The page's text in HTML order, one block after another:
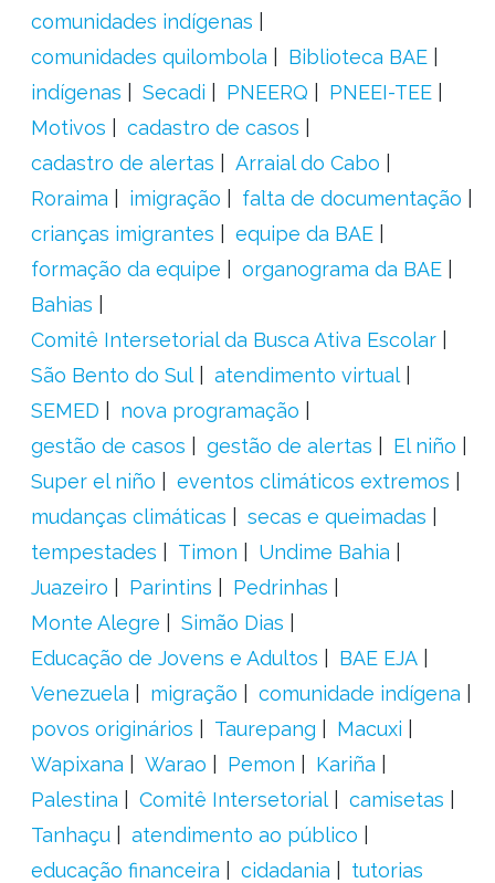
comunidades indígenas
comunidades quilombola
Biblioteca BAE
indígenas
Secadi PNEERQ
PNEEI-TEE
Motivos
cadastro de casos
cadastro de alertas
Arraial do Cabo
Roraima
imigração
falta de documentação
crianças imigrantes
equipe da BAE
formação da equipe
organograma da BAE
Bahias
Comitê Intersetorial da Busca Ativa Escolar
São Bento do Sul
atendimento virtual
SEMED
nova programação
gestão de casos
gestão de alertas
El niño
Super el niño
eventos climáticos extremos
mudanças climáticas
secas e queimadas
tempestades
Timon
Undime Bahia
Juazeiro
Parintins
Pedrinhas
Monte Alegre
Simão Dias
Educação de Jovens e Adultos
BAE EJA
Venezuela
migração
comunidade indígena
povos originários
Taurepang
Macuxi
Wapixana
Warao Pemon
Kariña
Palestina
Comitê Intersetorial
camisetas
Tanhaçu
atendimento ao público
educação financeira
cidadania tutorias